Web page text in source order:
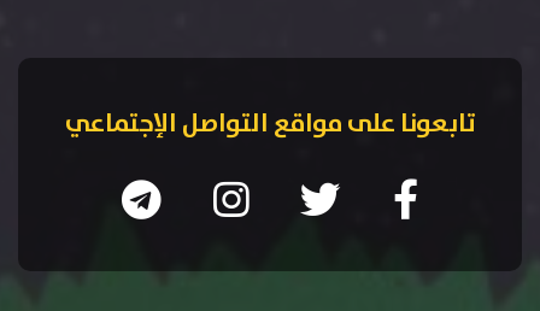
تابعونا على مواقع التواصل الإجتماعي